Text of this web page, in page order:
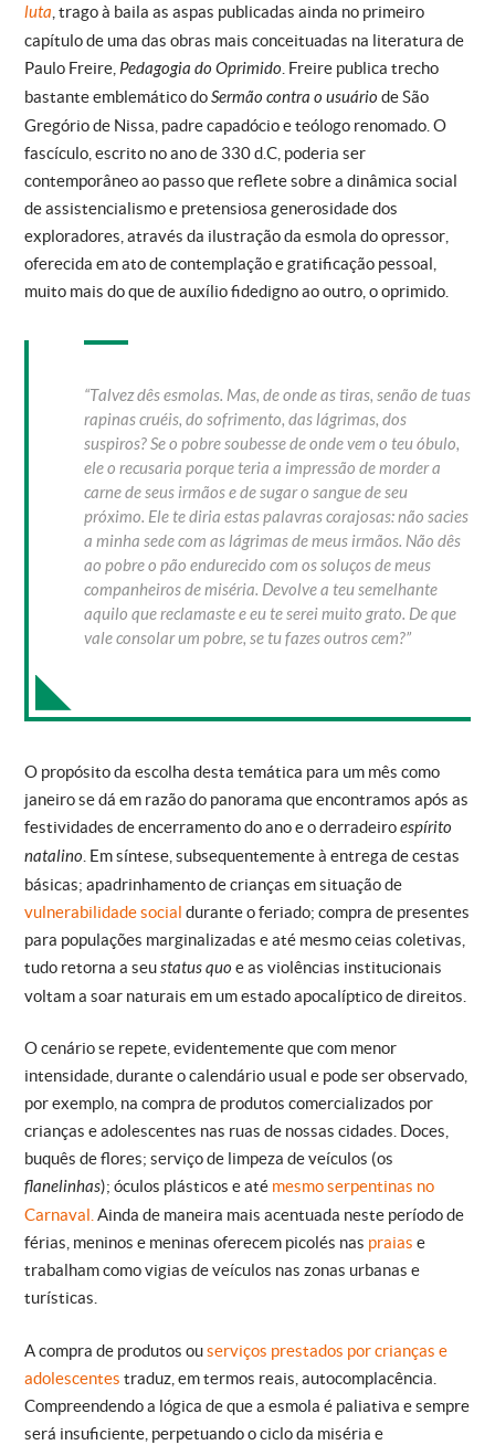
luta , trago à baila as aspas publicadas ainda no primeiro
capítulo de uma das obras mais conceituadas na literatura de
Paulo Freire, Pedagogia do Oprimido . Freire publica trecho
bastante emblemático doSermão contra o usuário de São
Gregório de Nissa, padre capadócio e teólogo renomado. O
fascículo, escrito no ano de 330 d.C, poderia ser
contemporâneo ao passo que reflete sobre a dinâmica social
de assistencialismo e pretensiosa generosidade dos
exploradores, através da ilustração da esmola do opressor,
oferecida em ato de contemplação e gratificação pessoal,
muito mais do que de auxílio fidedigno ao outro, o oprimido.
“Talvez dês esmolas. Mas, de onde as tiras, senão de tuas
rapinas cruéis, do sofrimento, das lágrimas, dos
suspiros? Se o pobre soubesse de onde vem o teu óbulo,
ele o recusaria porque teria a impressão de morder a
carne de seus irmãos e de sugar o sangue de seu
próximo. Ele te diria estas palavras corajosas: não sacies
a minha sede com as lágrimas de meus irmãos. Não dês
ao pobre o pão endurecido com os soluços de meus
companheiros de miséria. Devolve a teu semelhante
aquilo que reclamaste e eu te serei muito grato. De que
vale consolar um pobre, se tu fazes outros cem?”
O propósito da escolha desta temática para um mês como
janeiro se dá em razão do panorama que encontramos após as
festividades de encerramento do ano e o derradeiroespírito
natalino . Em síntese, subsequentemente à entrega de cestas
básicas; apadrinhamento de crianças em situação de
vulnerabilidade social durante o feriado; compra de presentes
para populações marginalizadas e até mesmo ceias coletivas,
tudo retorna a seustatus quo e as violências institucionais
voltam a soar naturais em um estado apocalíptico de direitos.
O cenário se repete, evidentemente que com menor
intensidade, durante o calendário usual e pode ser observado,
por exemplo, na compra de produtos comercializados por
crianças e adolescentes nas ruas de nossas cidades. Doces,
buquês de flores; serviço de limpeza de veículos (os
flanelinhas); óculos plásticos e até mesmo serpentinas no
Carnaval. Ainda de maneira mais acentuada neste período de
férias, meninos e meninas oferecem picolés nas praias e
trabalham como vigias de veículos nas zonas urbanas e
turísticas.
A compra de produtos ouserviços prestados por crianças e
adolescentes traduz, em termos reais, autocomplacência.
Compreendendo a lógica de que a esmola é paliativa e sempre
será insuficiente, perpetuando o ciclo da miséria e